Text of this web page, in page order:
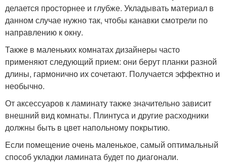
делается просторнее и глубже. Укладывать материал в
данном случае нужно так, чтобы канавки смотрели по
направлению к окну.
Также в маленьких комнатах дизайнеры часто
применяют следующий прием: они берут планки разной
длины, гармонично их сочетают. Получается эффектно и
необычно.
От аксессуаров к ламинату также значительно зависит
внешний вид комнаты. Плинтуса и другие расходники
должны быть в цвет напольному покрытию.
Если помещение очень маленькое, самый оптимальный
способ укладки ламината будет по диагонали.